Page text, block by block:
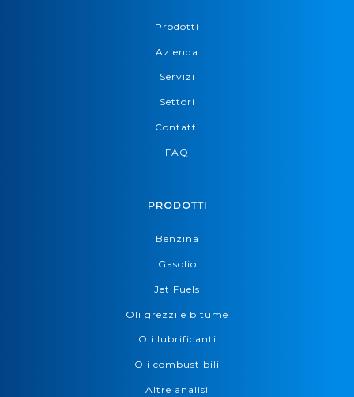
Prodotti
Azienda
Servizi
Settori
Contatti
FAQ
PRODOTTI
Benzina
Gasolio
Jet Fuels
Oli grezzi e bitume
Oli lubrificanti
Oli combustibili
Altre analisi